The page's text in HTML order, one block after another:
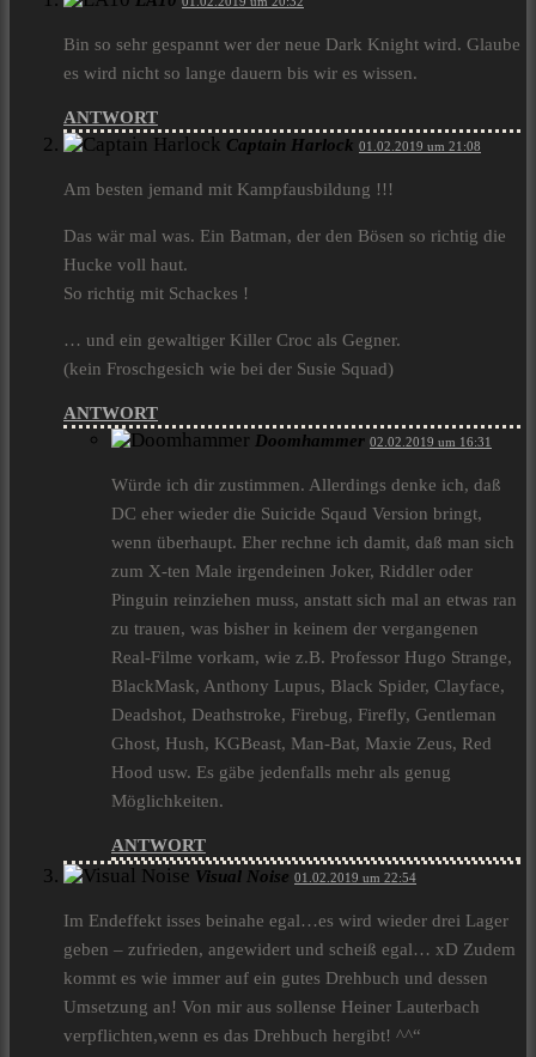
Bin so sehr gespannt wer der neue Dark Knight wird. Glaube
es wird nicht so lange dauern bis wir es wissen.
ANTWORT
Captain Harlock 01.02.2019 um 21:08
Am besten jemand mit Kampfausbildung !!!
Das wär mal was. Ein Batman, der den Bösen so richtig die
Hucke voll haut.
So richtig mit Schackes !
… und ein gewaltiger Killer Croc als Gegner.
(kein Froschgesich wie bei der Susie Squad)
ANTWORT
Doomhammer 02.02.2019 um 16:31
Würde ich dir zustimmen. Allerdings denke ich, daß
DC eher wieder die Suicide Sqaud Version bringt,
wenn überhaupt. Eher rechne ich damit, daß man sich
zum X-ten Male irgendeinen Joker, Riddler oder
Pinguin reinziehen muss, anstatt sich mal an etwas ran
zu trauen, was bisher in keinem der vergangenen
Real-Filme vorkam, wie z.B. Professor Hugo Strange,
BlackMask, Anthony Lupus, Black Spider, Clayface,
Deadshot, Deathstroke, Firebug, Firefly, Gentleman
Ghost, Hush, KGBeast, Man-Bat, Maxie Zeus, Red
Hood usw. Es gäbe jedenfalls mehr als genug
Möglichkeiten.
ANTWORT
Visual Noise 01.02.2019 um 22:54
Im Endeffekt isses beinahe egal…es wird wieder drei Lager
geben – zufrieden, angewidert und scheiß egal… xD Zudem
kommt es wie immer auf ein gutes Drehbuch und dessen
Umsetzung an! Von mir aus sollense Heiner Lauterbach
verpflichten,wenn es das Drehbuch hergibt! ^^“